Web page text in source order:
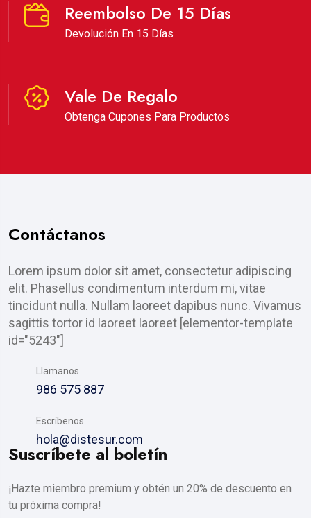
Reembolso De 15 Días
Devolución En 15 Días
Vale De Regalo
Obtenga Cupones Para Productos
Contáctanos
Lorem ipsum dolor sit amet, consectetur adipiscing
elit. Phasellus condimentum interdum mi, vitae
tincidunt nulla. Nullam laoreet dapibus nunc. Vivamus
sagittis tortor id laoreet laoreet [elementor-template
id="5243"]
Llamanos
986 575 887
Escríbenos
hola@distesur.com
Suscríbete al boletín
¡Hazte miembro premium y obtén un 20% de descuento en
tu próxima compra!